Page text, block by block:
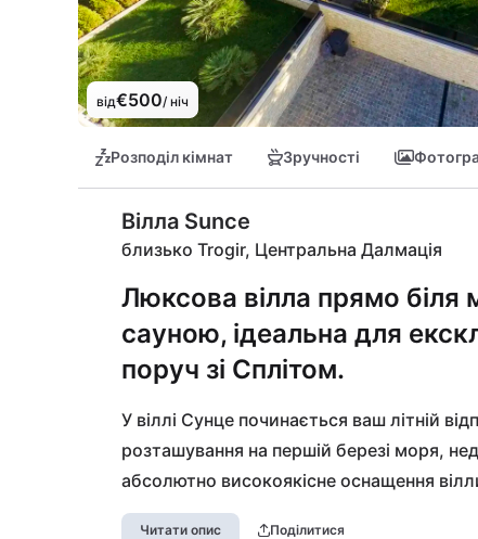
від€500/ ніч
Розподіл кімнат Зручності
Вілла Sunce
близько Trogir, Центральна Далмація
Люксова вілла прямо
сауною, ідеальна для
поруч зі Сплітом.
У віллі Сунце починається ваш літній
розташування на першій березі моря,
абсолютно високоякісне оснащення
обіцяють захоплюючі канікули з
Читати опис Поділитися